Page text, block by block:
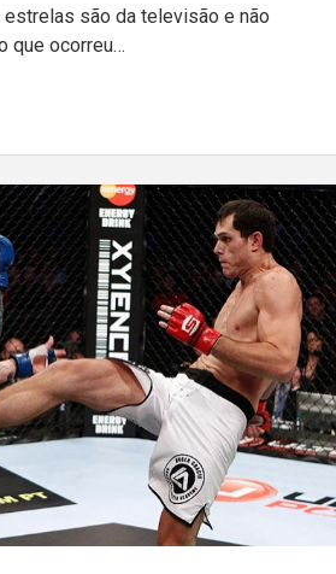
são da televisão e não
que ocorreu…